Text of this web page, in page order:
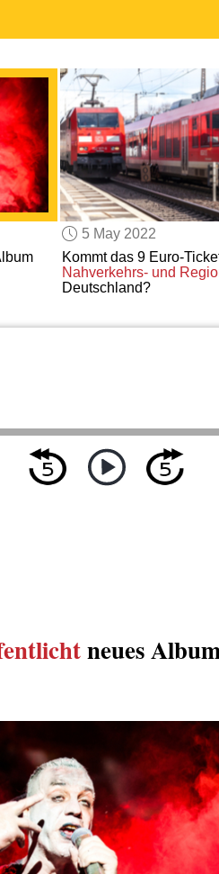
5 May 2022
Kommt das 9 Euro-
Nahverkehrs- und
Deutschland?
neues